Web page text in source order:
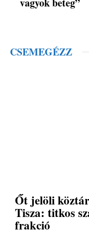
CSEMEGÉZZ
Őt jelöli
Tisza: titkos
frakció